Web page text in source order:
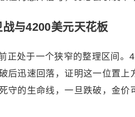
与4200美元天花板
正处于一个狭窄的整理区间。
迅速回落，证明这一位置上
守的生命线，一旦跌破，金